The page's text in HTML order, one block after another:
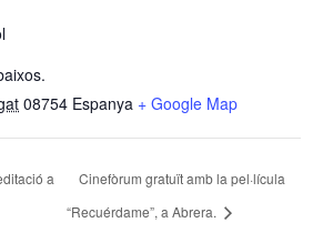
08754 Espanya + Google Map
a
Cinefòrum gratuït amb la pel·lícula
“Recuérdame”, a Abrera.